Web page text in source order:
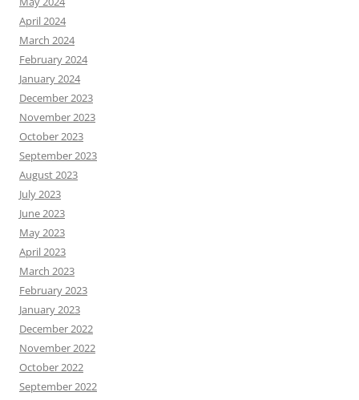
April 2024
March 2024
February 2024
January 2024
December 2023
November 2023
October 2023
September 2023
August 2023
July 2023
June 2023
May 2023
April 2023
March 2023
February 2023
January 2023
December 2022
November 2022
October 2022
September 2022